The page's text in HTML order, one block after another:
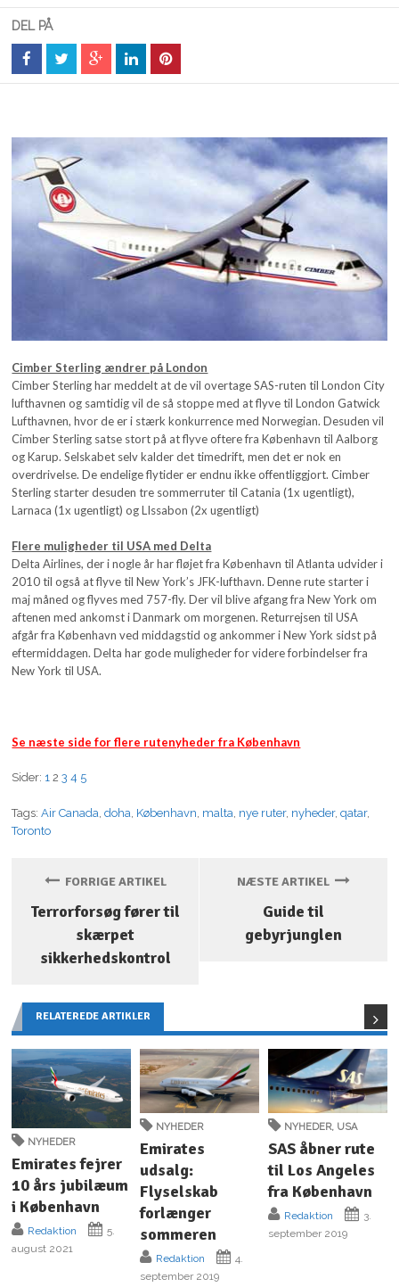
DEL PÅ
Cimber Sterling ændrer på London
Cimber Sterling har meddelt at de vil overtage SAS-ruten til London City
lufthavnen og samtidig vil de så stoppe med at flyve til London Gatwick
Lufthavnen, hvor de er i stærk konkurrence med Norwegian. Desuden vil
Cimber Sterling satse stort på at flyve oftere fra København til Aalborg
og Karup. Selskabet selv kalder det timedrift, men det er nok en
overdrivelse. De endelige flytider er endnu ikke offentliggjort. Cimber
Sterling starter desuden tre sommerruter til Catania (1x ugentligt),
Larnaca (1x ugentligt) og LIssabon (2x ugentligt)
Flere muligheder til USA med Delta
Delta Airlines, der i nogle år har fløjet fra København til Atlanta udvider i
2010 til også at flyve til New York’s JFK-lufthavn. Denne rute starter i
maj måned og flyves med 757-fly. Der vil blive afgang fra New York om
aftenen med ankomst i Danmark om morgenen. Returrejsen til USA
afgår fra København ved middagstid og ankommer i New York sidst på
eftermiddagen. Delta har gode muligheder for videre forbindelser fra
New York til USA.
Se næste side for flere rutenyheder fra København
Sider: 1 2 3 4 5
Tags:Air Canada,doha, København, malta, nye ruter, nyheder,qatar,
Toronto
FORRIGE ARTIKEL
Terrorforsøg fører til
skærpet
sikkerhedskontrol
NÆSTE ARTIKEL
Guide til
gebyrjunglen
RELATEREDE ARTIKLER
NYHEDER
Emirates fejrer
10 års jubilæum
i København
Redaktion
5.
august 2021
NYHEDER
Emirates
udsalg:
Flyselskab
forlænger
sommeren
Redaktion
4.
september 2019
NYHEDER, USA
SAS åbner rute
til Los Angeles
fra København
Redaktion
3.
september 2019